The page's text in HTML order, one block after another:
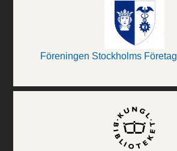
Föreningen Stockholms